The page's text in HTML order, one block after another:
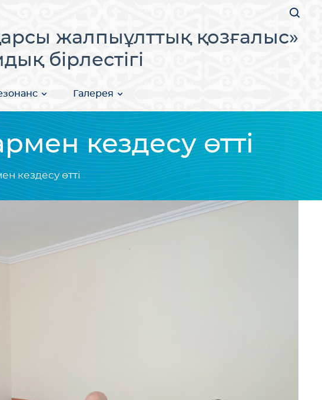
жалпыұлттық қозғалыс»
бірлестігі
Галерея
кездесу өтті
кездесу өтті